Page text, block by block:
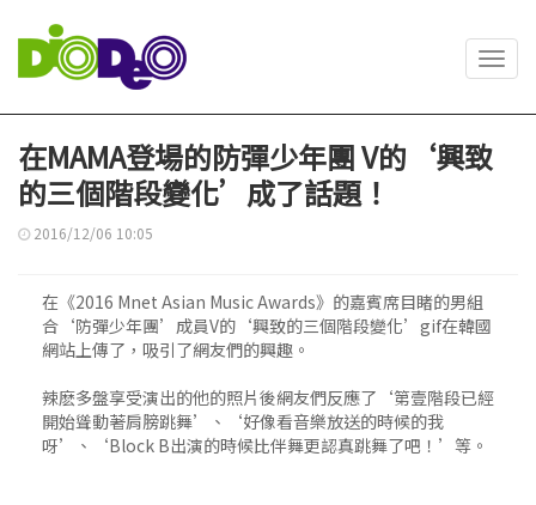
在MAMA登場的防彈少年團 V的‘興致
的三個階段變化’成了話題！
2016/12/06 10:05
在《2016 Mnet Asian Music Awards》的嘉賓席目睹的男組
合‘防彈少年團’成員V的‘興致的三個階段變化’gif在韓國
網站上傳了，吸引了網友們的興趣。
辣麽多盤享受演出的他的照片後網友們反應了‘第壹階段已經
開始聳動著肩膀跳舞’、‘好像看音樂放送的時候的我
呀’、‘Block B出演的時候比伴舞更認真跳舞了吧！’等。